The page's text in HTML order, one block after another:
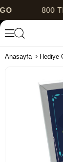
800 TL
Anasayfa Hediye